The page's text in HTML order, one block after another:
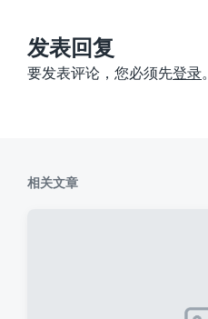
：
发表回复
要发表评论，您必须先登录。
相关文章